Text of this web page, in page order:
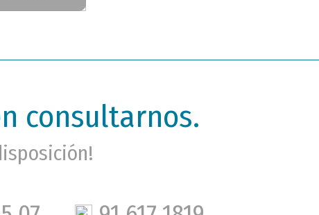
consultarnos.